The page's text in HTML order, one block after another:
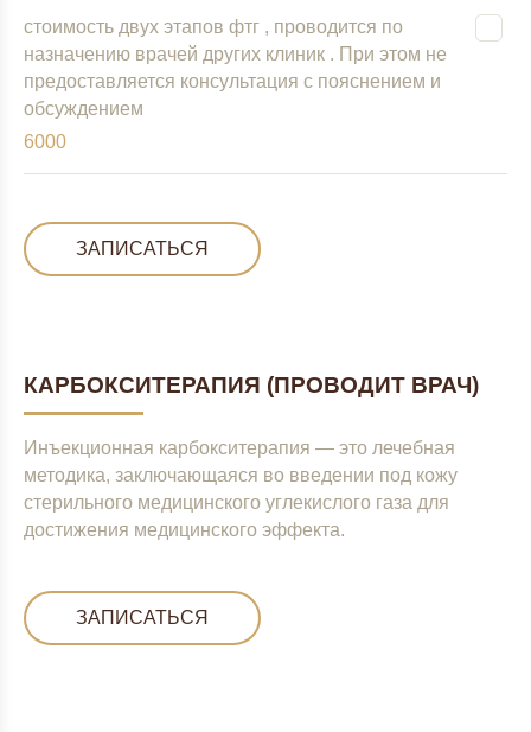
стоимость двух этапов фтг , проводится по
назначению врачей других клиник . При этом не
предоставляется консультация с пояснением и
обсуждением
6000
ЗАПИСАТЬСЯ
КАРБОКСИТЕРАПИЯ (ПРОВОДИТ ВРАЧ)
Инъекционная карбокситерапия — это лечебная
методика, заключающаяся во введении под кожу
стерильного медицинского углекислого газа для
достижения медицинского эффекта.
ЗАПИСАТЬСЯ